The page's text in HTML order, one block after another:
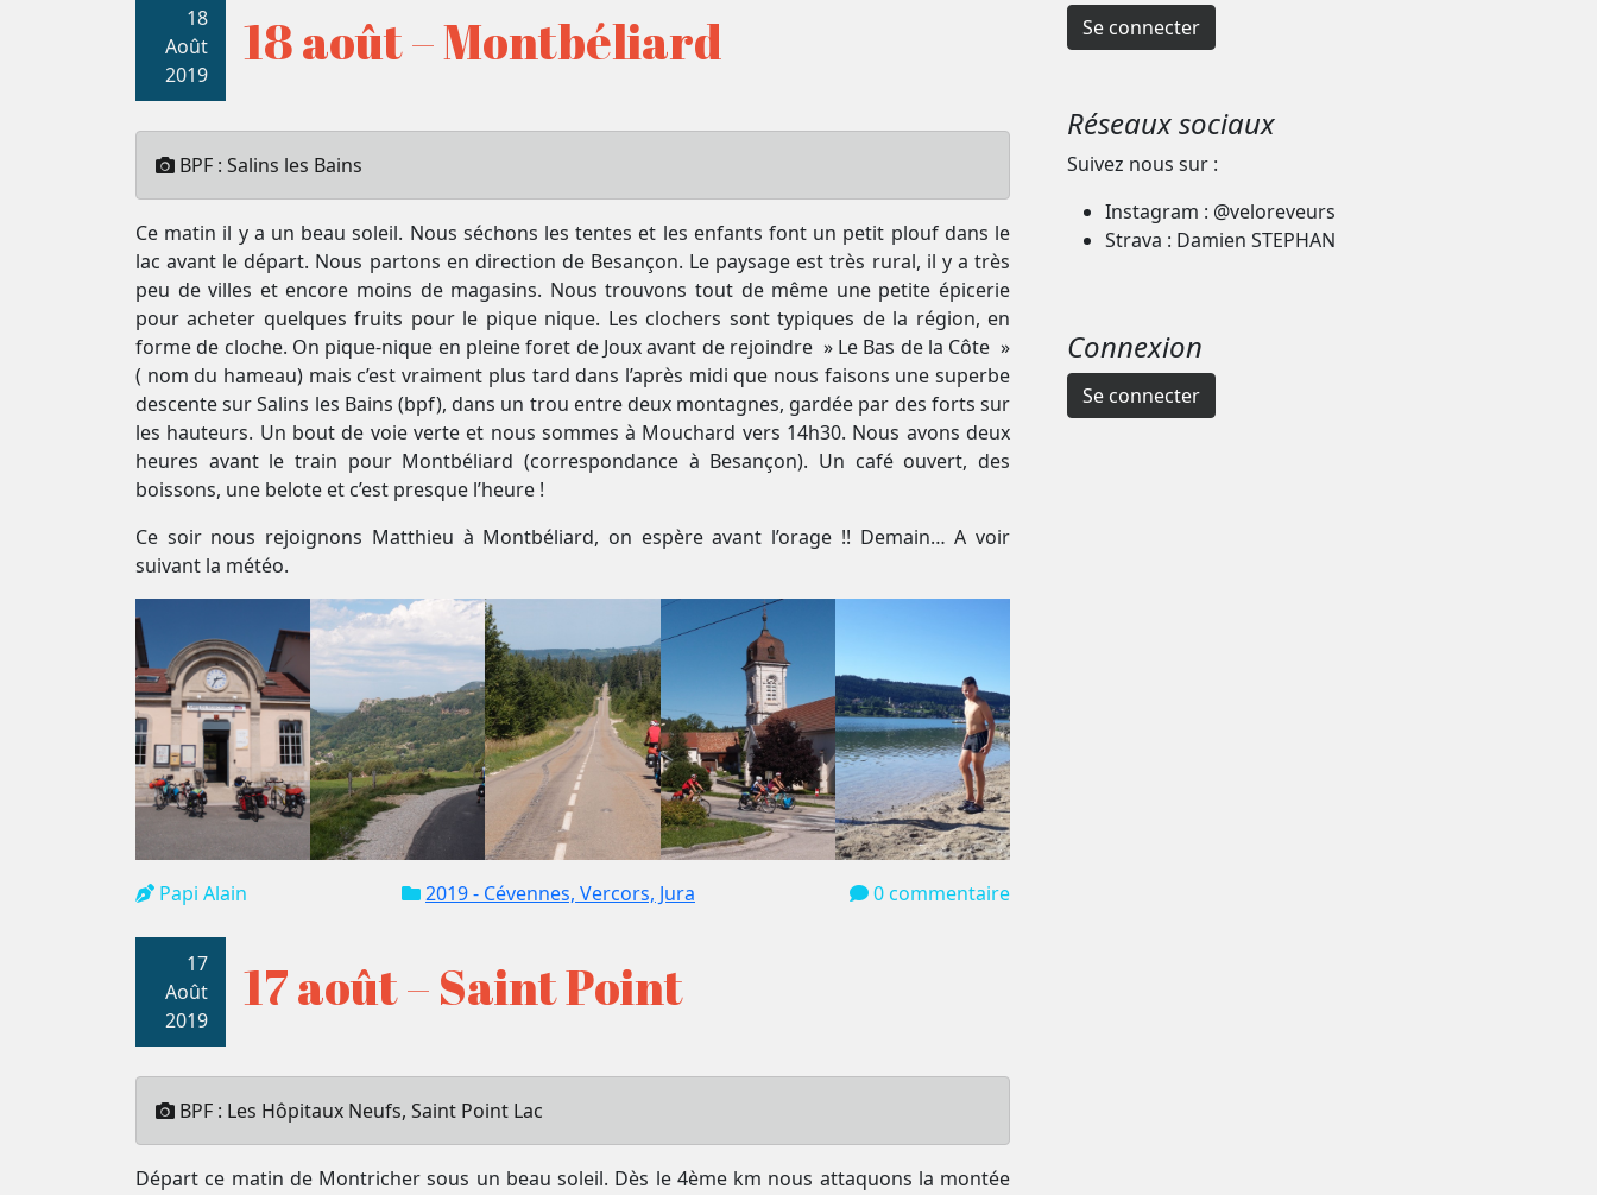
18
Août
2019
18 août – Montbéliard
BPF : Salins les Bains
Ce matin il y a un beau soleil. Nous séchons les tentes et les enfants font un petit plouf dans le
lac avant le départ. Nous partons en direction de Besançon. Le paysage est très rural, il y a très
peu de villes et encore moins de magasins. Nous trouvons tout de même une petite épicerie
pour acheter quelques fruits pour le pique nique. Les clochers sont typiques de la région, en
forme de cloche. On pique-nique en pleine foret de Joux avant de rejoindre » Le Bas de la Côte »
( nom du hameau) mais c’est vraiment plus tard dans l’après midi que nous faisons une superbe
descente sur Salins les Bains (bpf), dans un trou entre deux montagnes, gardée par des forts sur
les hauteurs. Un bout de voie verte et nous sommes à Mouchard vers 14h30. Nous avons deux
heures avant le train pour Montbéliard (correspondance à Besançon). Un café ouvert, des
boissons, une belote et c’est presque l’heure !
Ce soir nous rejoignons Matthieu à Montbéliard, on espère avant l’orage !! Demain… A voir
suivant la météo.
Papi Alain 2019 - Cévennes, Vercors, Jura 0 commentaire
17
Août
2019
17 août – Saint Point
BPF : Les Hôpitaux Neufs, Saint Point Lac
Départ ce matin de Montricher sous un beau soleil. Dès le 4ème km nous attaquons la montée
Se connecter
Réseaux sociaux
Suivez nous sur :
Instagram : @veloreveurs
Strava : Damien STEPHAN
Connexion
Se connecter